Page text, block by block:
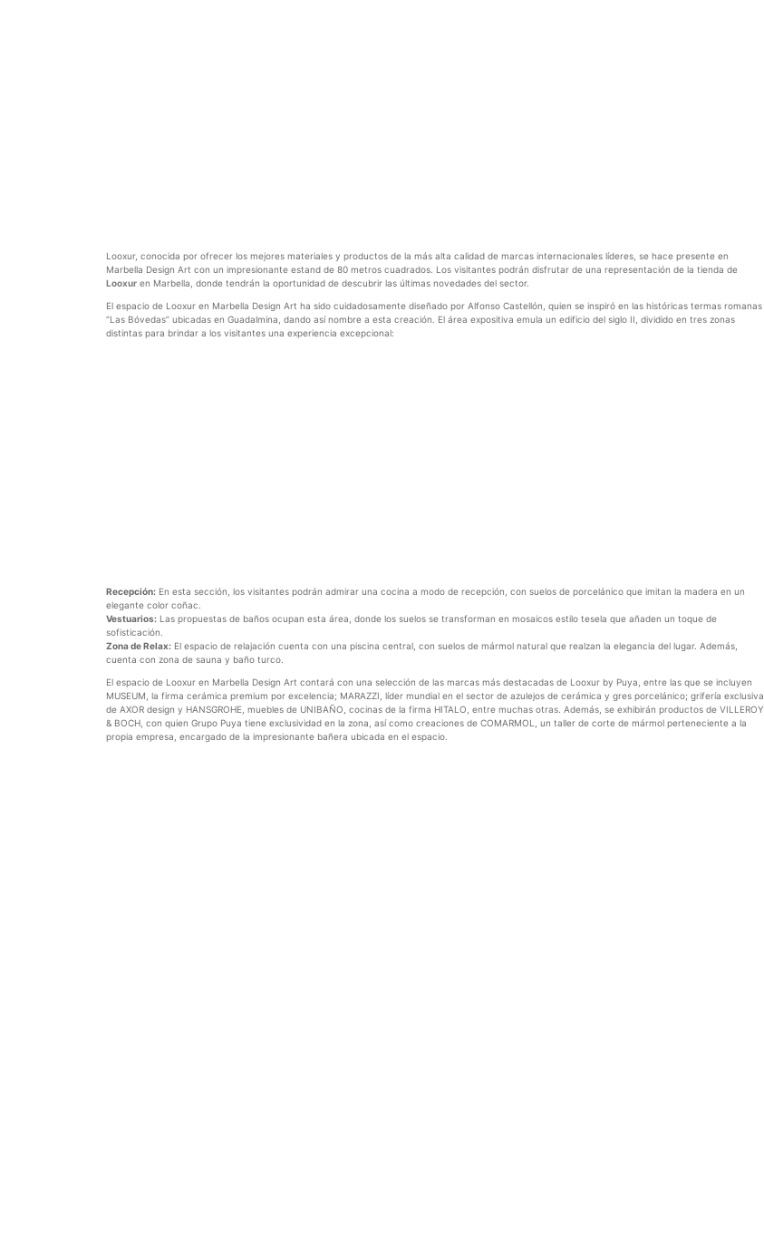
Looxur, conocida por ofrecer los mejores materiales y productos de la más alta calidad de marcas internacionales líderes, se hace presente en
Marbella Design Art con un impresionante estand de 80 metros cuadrados. Los visitantes podrán disfrutar de una representación de la tienda de
Looxur en Marbella, donde tendrán la oportunidad de descubrir las últimas novedades del sector.
El espacio de Looxur en Marbella Design Art ha sido cuidadosamente diseñado por Alfonso Castellón, quien se inspiró en las históricas termas romanas
“Las Bóvedas” ubicadas en Guadalmina, dando así nombre a esta creación. El área expositiva emula un edificio del siglo II, dividido en tres zonas
distintas para brindar a los visitantes una experiencia excepcional:
Recepción: En esta sección, los visitantes podrán admirar una cocina a modo de recepción, con suelos de porcelánico que imitan la madera en un
elegante color coñac.
Vestuarios: Las propuestas de baños ocupan esta área, donde los suelos se transforman en mosaicos estilo tesela que añaden un toque de
sofisticación.
Zona de Relax: El espacio de relajación cuenta con una piscina central, con suelos de mármol natural que realzan la elegancia del lugar. Además,
cuenta con zona de sauna y baño turco.
El espacio de Looxur en Marbella Design Art contará con una selección de las marcas más destacadas de Looxur by Puya, entre las que se incluyen
MUSEUM, la firma cerámica premium por excelencia; MARAZZI, líder mundial en el sector de azulejos de cerámica y gres porcelánico; grifería exclusiva
de AXOR design y HANSGROHE, muebles de UNIBAÑO, cocinas de la firma HITALO, entre muchas otras. Además, se exhibirán productos de VILLEROY
& BOCH, con quien Grupo Puya tiene exclusividad en la zona, así como creaciones de COMARMOL, un taller de corte de mármol perteneciente a la
propia empresa, encargado de la impresionante bañera ubicada en el espacio.